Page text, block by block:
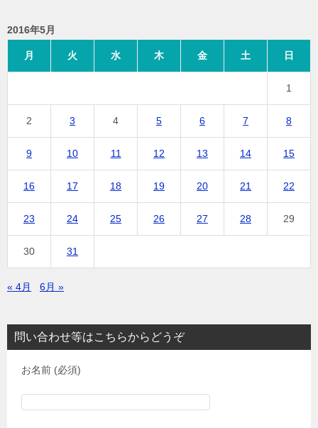
2016年5月
月 火 水 木 金 土 日
1
2 3 4 5 6 7 8
9 10 11 12 13 14 15
16 17 18 19 20 21 22
23 24 25 26 27 28 29
30 31
« 4月 6月 »
問い合わせ等はこちらからどうぞ
お名前 (必須)